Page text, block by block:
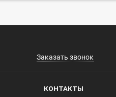
Заказать звонок
КОНТАКТЫ